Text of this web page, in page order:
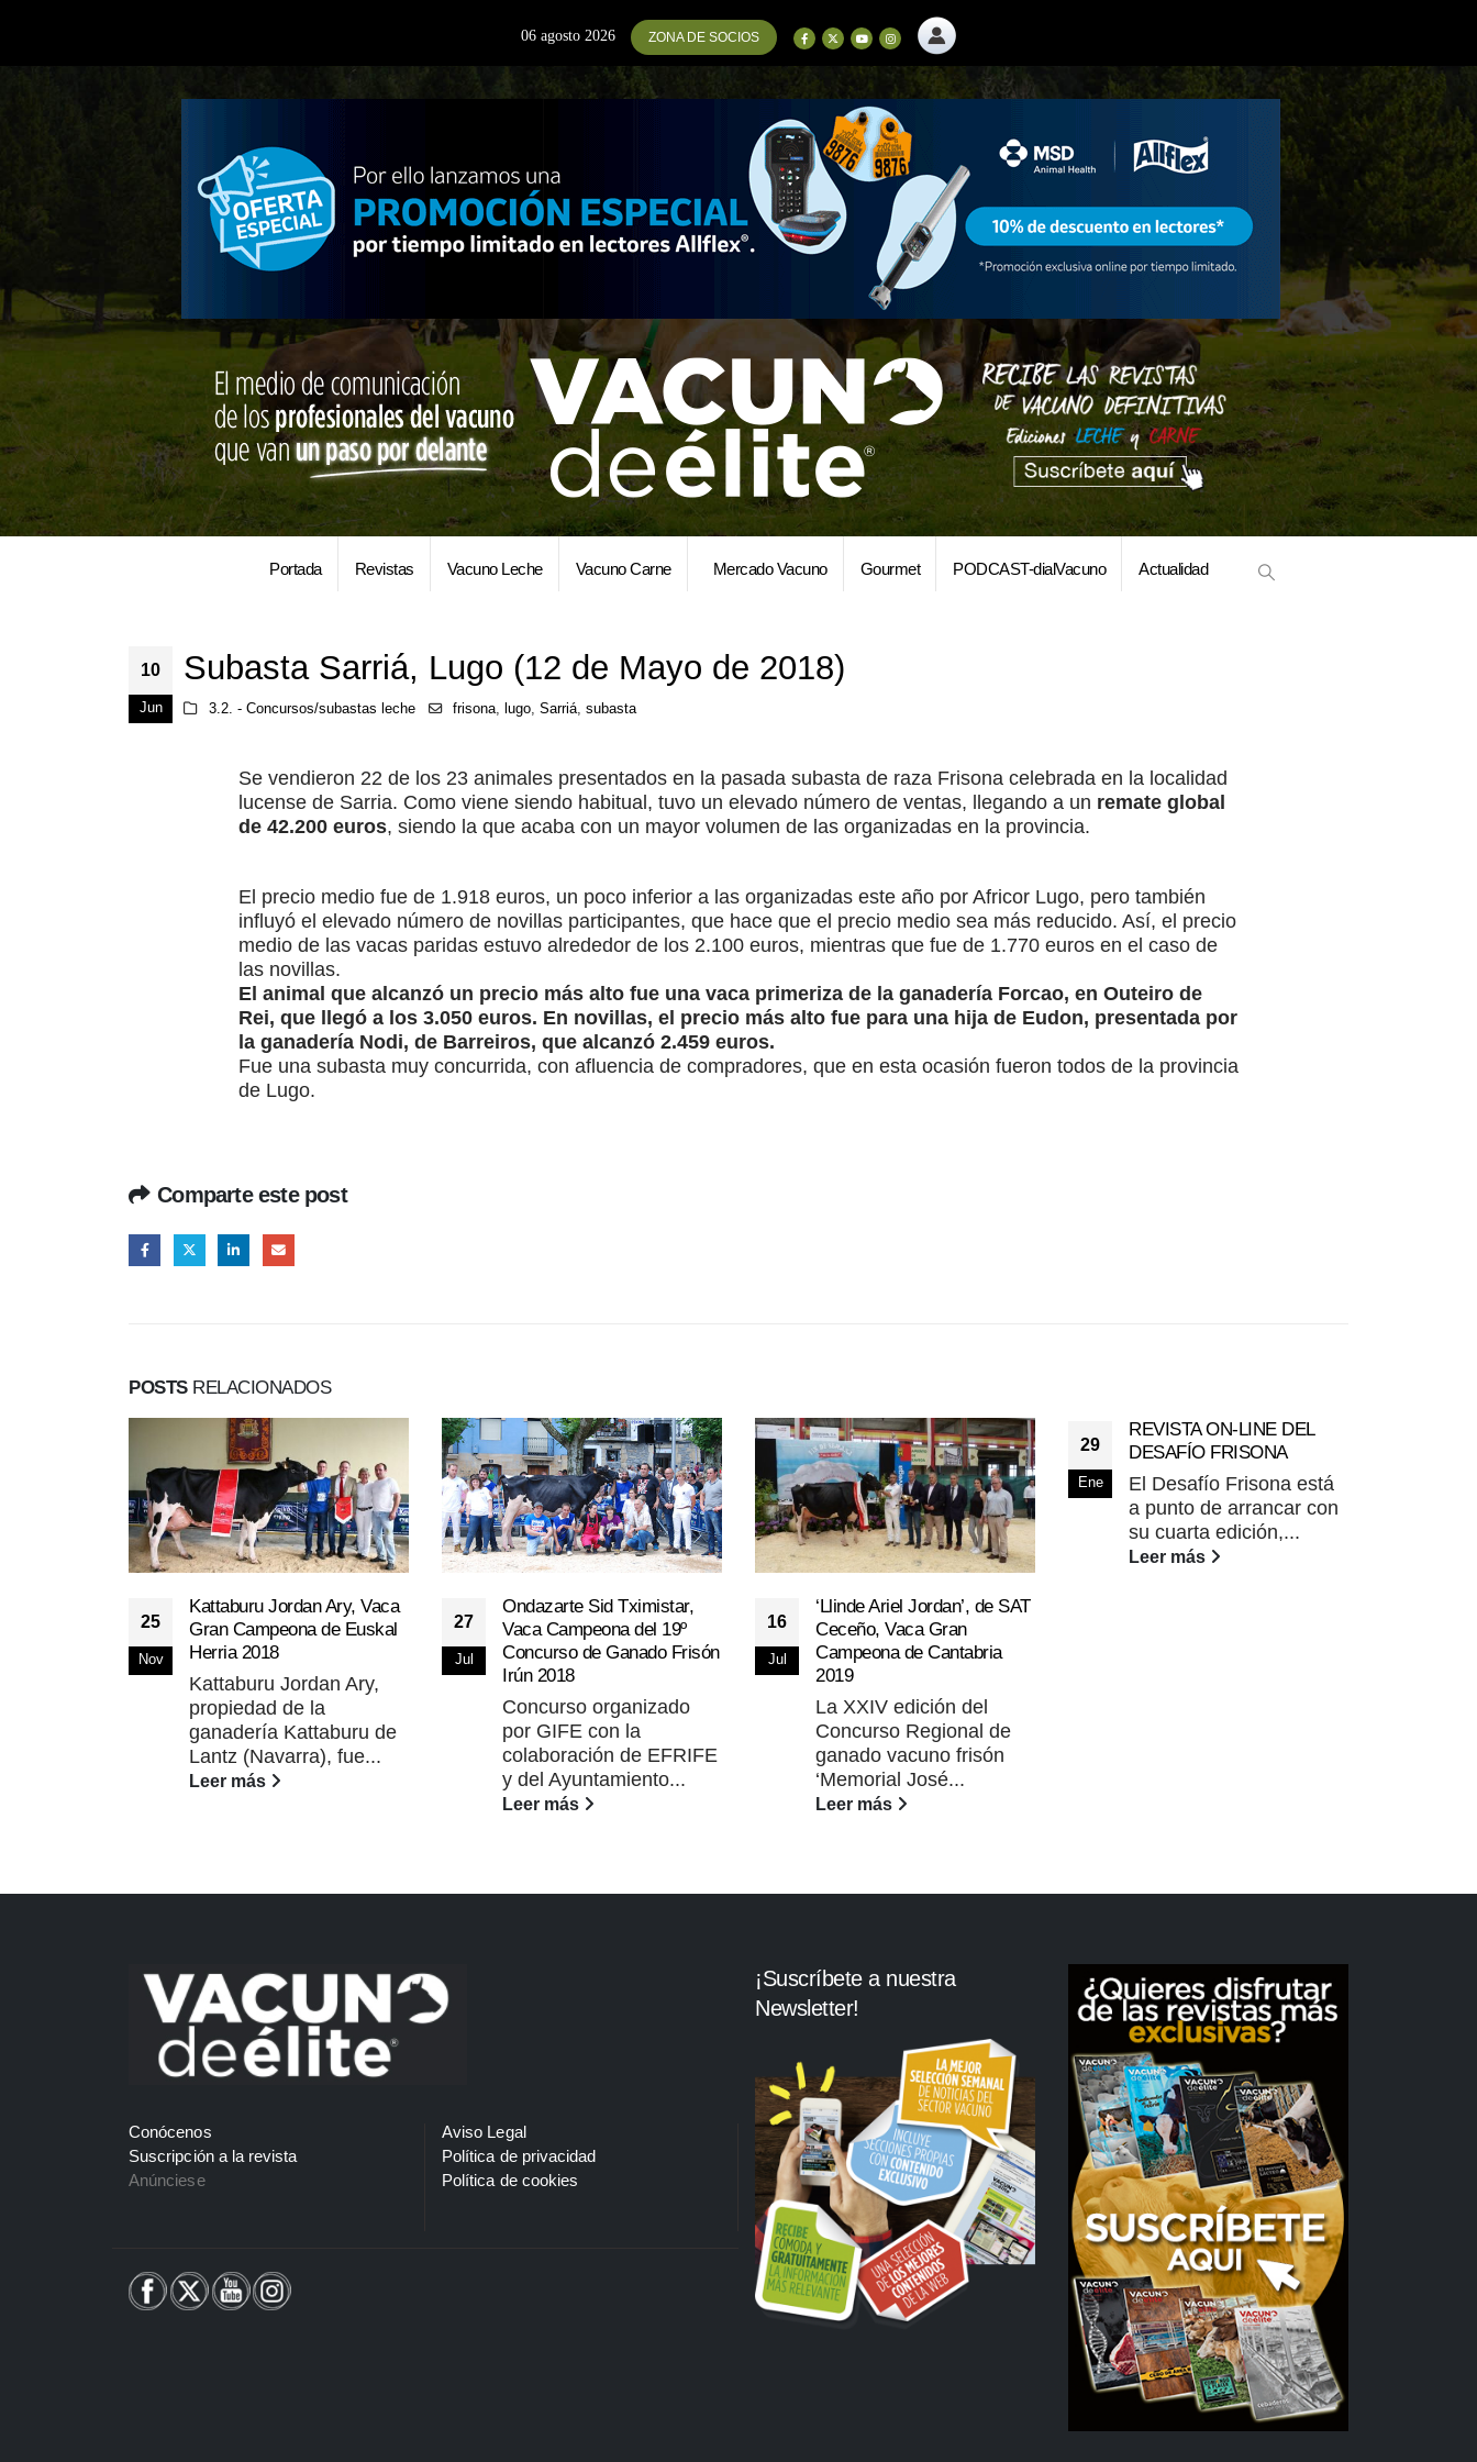
06 agosto 2026 ZONA DE SOCIOS
Portada Revistas Vacuno Leche Vacuno Carne Mercado Vacuno Gourmet PODCAST-dialVacuno Actualidad
10
Jun
Subasta Sarriá, Lugo (12 de Mayo de 2018)
3.2. - Concursos/subastas leche frisona, lugo,Sarriá,subasta
Se vendieron 22 de los 23 animales presentados en la pasada subasta de raza Frisona celebrada en la localidad
lucense de Sarria. Como viene siendo habitual, tuvo un elevado número de ventas, llegando a un remate global
de 42.200 euros, siendo la que acaba con un mayor volumen de las organizadas en la provincia.
El precio medio fue de 1.918 euros, un poco inferior a las organizadas este año por Africor Lugo, pero también
influyó el elevado número de novillas participantes, que hace que el precio medio sea más reducido. Así, el precio
medio de las vacas paridas estuvo alrededor de los 2.100 euros, mientras que fue de 1.770 euros en el caso de
las novillas.
El animal que alcanzó un precio más alto fue una vaca primeriza de la ganadería Forcao, en Outeiro de
Rei, que llegó a los 3.050 euros. En novillas, el precio más alto fue para una hija de Eudon, presentada por
la ganadería Nodi, de Barreiros, que alcanzó 2.459 euros.
Fue una subasta muy concurrida, con afluencia de compradores, que en esta ocasión fueron todos de la provincia
de Lugo.
Comparte este post
POSTSRELACIONADOS
25
Nov
Kattaburu Jordan Ary, Vaca
Gran Campeona de Euskal
Herria 2018
Kattaburu Jordan Ary,
propiedad de la
ganadería Kattaburu de
Lantz (Navarra), fue...
Leer más
27
Jul
Ondazarte Sid Tximistar,
Vaca Campeona del 19º
Concurso de Ganado Frisón
Irún 2018
Concurso organizado
por GIFE con la
colaboración de EFRIFE
y del Ayuntamiento...
Leer más
16
Jul
‘Llinde Ariel Jordan’, de SAT
Ceceño, Vaca Gran
Campeona de Cantabria
2019
La XXIV edición del
Concurso Regional de
ganado vacuno frisón
‘Memorial José...
Leer más
29
Ene
REVISTA ON-LINE DEL
DESAFÍO FRISONA
El Desafío Frisona está
a punto de arrancar con
su cuarta edición,...
Leer más
Conócenos
Suscripción a la revista
Anúnciese
Aviso Legal
Política de privacidad
Política de cookies
¡Suscríbete a nuestra
Newsletter!